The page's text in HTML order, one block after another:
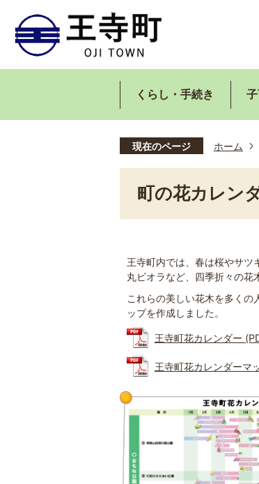
くらし・手続き
現在のページ ホーム
町の花カレン
王寺町内では、春は桜やサツ
丸ビオラなど、四季折々の花
これらの美しい花木を多く
ップを作成しました。
王寺町花カレンダー
王寺町花カレンダーマ